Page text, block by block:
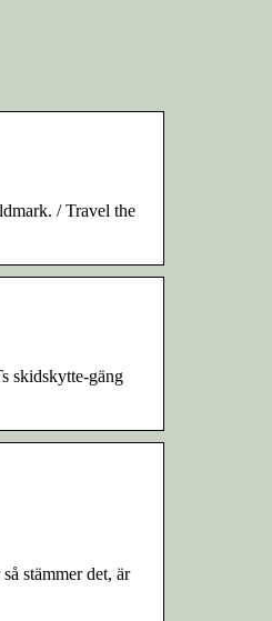
/ Travel the
skidskytte-gäng
stämmer det, är